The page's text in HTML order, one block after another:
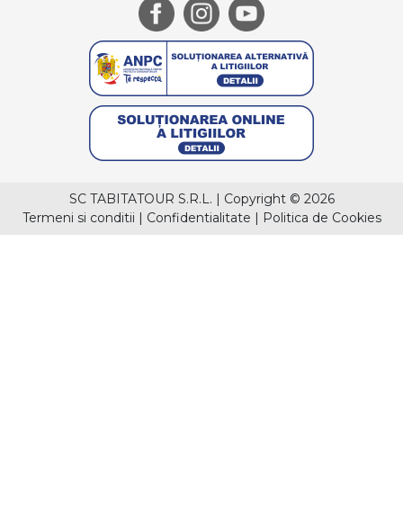
SC TABITATOUR S.R.L. | Copyright © 2026
Termeni si conditii | Confidentialitate | Politica de Cookies